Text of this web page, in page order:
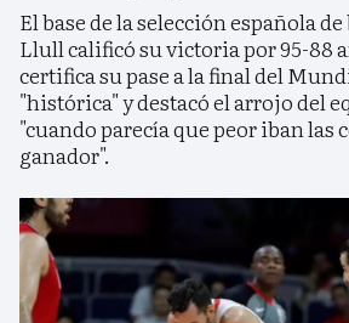
El base de la selección española
Llull calificó su victoria por 95-88
certifica su pase a la final del
"histórica" y destacó el arrojo del
"cuando parecía que peor iban las
ganador".